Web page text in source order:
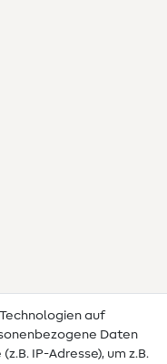
auf
Daten
IP-Adresse), um z.B.